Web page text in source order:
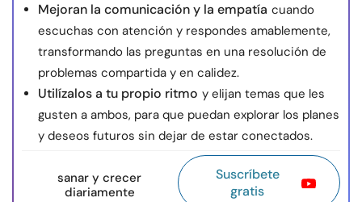
Mejoran la comunicación y la empatía cuando
escuchas con atención y respondes amablemente,
transformando las preguntas en una resolución de
problemas compartida y en calidez.
Utilízalos a tu propio ritmo y elijan temas que les
gusten a ambos, para que puedan explorar los planes
y deseos futuros sin dejar de estar conectados.
sanar y crecer
diariamente
Suscríbete
gratis